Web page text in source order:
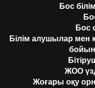
Бос
Бос
Білім алушылар мен
ЖОО
Жоғары оқу